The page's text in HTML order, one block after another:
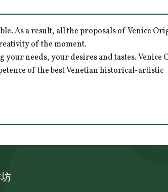
As a result, all the proposals of Venice
of the moment.
your needs, your desires and tastes. Venice
of the best Venetian historical-artistic